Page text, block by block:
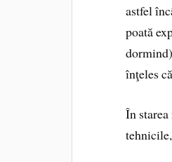
astfel
poată
înţeles
În